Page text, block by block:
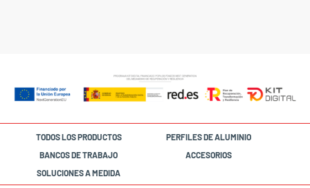
TODOS LOS PRODUCTOS
PERFILES DE ALUMINIO
BANCOS DE TRABAJO
ACCESORIOS
SOLUCIONES A MEDIDA